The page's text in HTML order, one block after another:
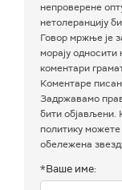
непроверене
нетолеранцију
Говор мржње је
морају
коментари
Коментаре
Задржавамо
бити објављени.
политику
обележена
*Ваше име: